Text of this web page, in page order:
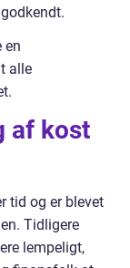
en
alle
af kost
tid og er blevet
Tidligere
lempeligt,